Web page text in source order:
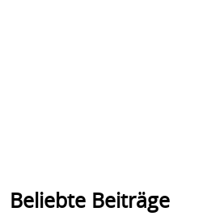
Beliebte Beiträge